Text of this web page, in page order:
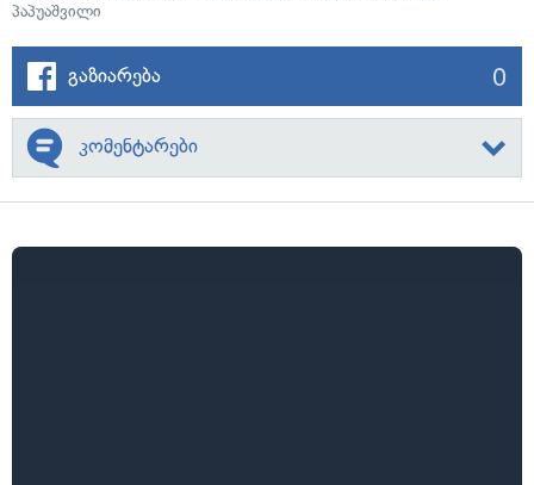
პაპუაშვილი
გაზიარება 0
კომენტარები